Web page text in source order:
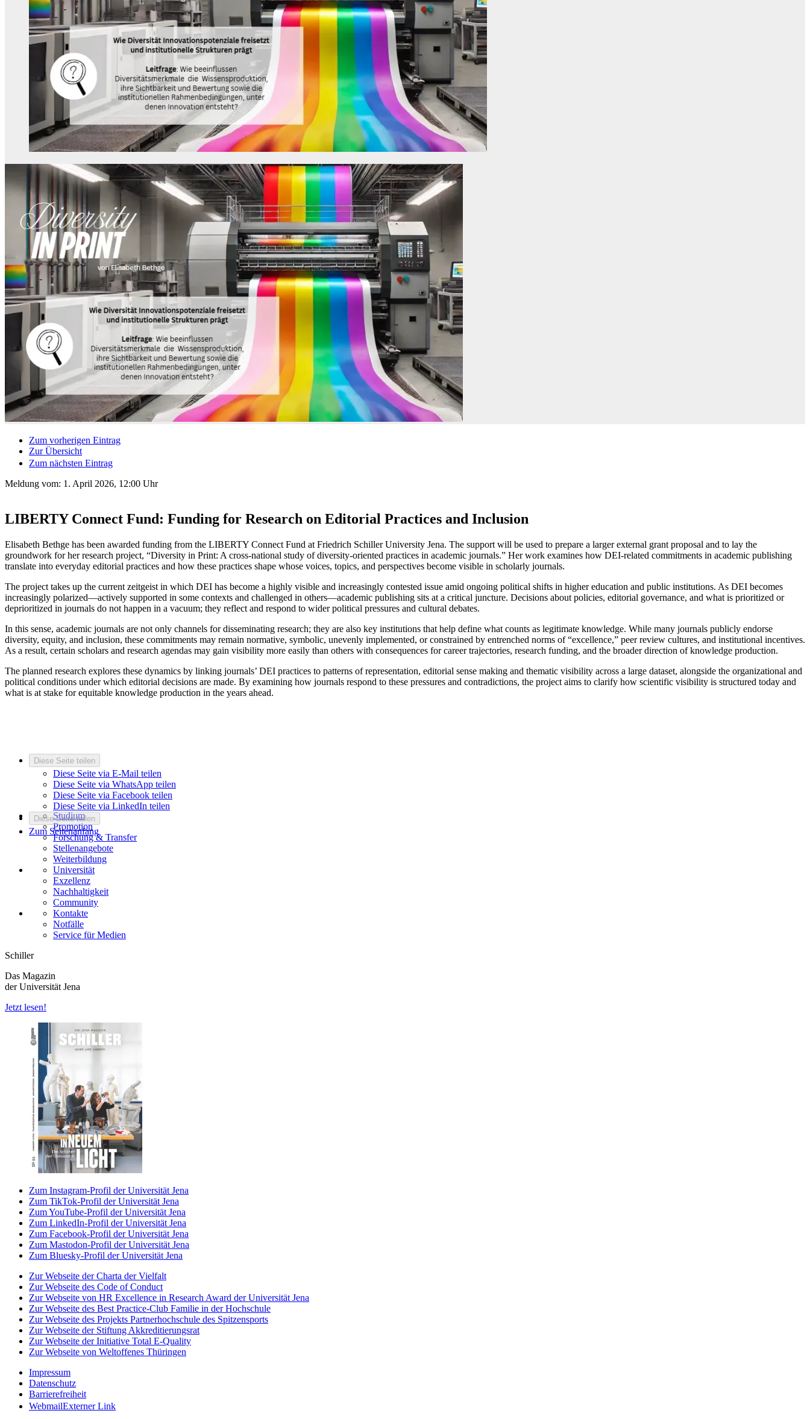
Zum vorherigen Eintrag
Zur Übersicht
Zum nächsten Eintrag
Meldung vom: 1. April 2026, 12:00 Uhr
LIBERTY Connect Fund: Funding for Research on Editorial Practices and Inclusion
Elisabeth Bethge has been awarded funding from the LIBERTY Connect Fund at Friedrich Schiller University Jena. The support will be used to prepare a larger external grant proposal and to lay the
groundwork for her research project, “Diversity in Print: A cross-national study of diversity-oriented practices in academic journals.” Her work examines how DEI-related commitments in academic publishing
translate into everyday editorial practices and how these practices shape whose voices, topics, and perspectives become visible in scholarly journals.
The project takes up the current zeitgeist in which DEI has become a highly visible and increasingly contested issue amid ongoing political shifts in higher education and public institutions. As DEI becomes
increasingly polarized—actively supported in some contexts and challenged in others—academic publishing sits at a critical juncture. Decisions about policies, editorial governance, and what is prioritized or
deprioritized in journals do not happen in a vacuum; they reflect and respond to wider political pressures and cultural debates.
In this sense, academic journals are not only channels for disseminating research; they are also key institutions that help define what counts as legitimate knowledge. While many journals publicly endorse
diversity, equity, and inclusion, these commitments may remain normative, symbolic, unevenly implemented, or constrained by entrenched norms of “excellence,” peer review cultures, and institutional incentives.
As a result, certain scholars and research agendas may gain visibility more easily than others with consequences for career trajectories, research funding, and the broader direction of knowledge production.
The planned research explores these dynamics by linking journals’ DEI practices to patterns of representation, editorial sense making and thematic visibility across a large dataset, alongside the organizational and
political conditions under which editorial decisions are made. By examining how journals respond to these pressures and contradictions, the project aims to clarify how scientific visibility is structured today and
what is at stake for equitable knowledge production in the years ahead.
Diese Seite teilen
Diese Seite via E-Mail teilen
Diese Seite via WhatsApp teilen
Diese Seite via Facebook teilen
Diese Seite via LinkedIn teilen
Diese Seite teilen
Zum Seitenanfang
Studium
Promotion
Forschung & Transfer
Stellenangebote
Weiterbildung
Universität
Exzellenz
Nachhaltigkeit
Community
Kontakte
Notfälle
Service für Medien
Schiller
Das Magazin
der Universität Jena
Jetzt lesen!
Zum Instagram-Profil der Universität Jena
Zum TikTok-Profil der Universität Jena
Zum YouTube-Profil der Universität Jena
Zum LinkedIn-Profil der Universität Jena
Zum Facebook-Profil der Universität Jena
Zum Mastodon-Profil der Universität Jena
Zum Bluesky-Profil der Universität Jena
Zur Webseite der Charta der Vielfalt
Zur Webseite des Code of Conduct
Zur Webseite von HR Excellence in Research Award der Universität Jena
Zur Webseite des Best Practice-Club Familie in der Hochschule
Zur Webseite des Projekts Partnerhochschule des Spitzensports
Zur Webseite der Stiftung Akkreditierungsrat
Zur Webseite der Initiative Total E-Quality
Zur Webseite von Weltoffenes Thüringen
Impressum
Datenschutz
Barrierefreiheit
WebmailExterner Link